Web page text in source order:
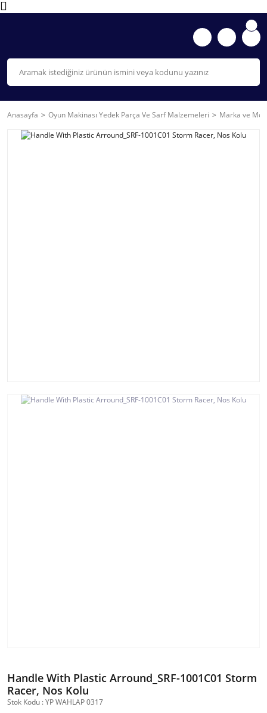
Anasayfa Oyun Makinası Yedek Parça Ve Sarf Malzemeleri Marka ve
Handle With Plastic Arround_SRF-1001C01 Storm
Racer, Nos Kolu
Stok Kodu : YP WAHLAP 0317